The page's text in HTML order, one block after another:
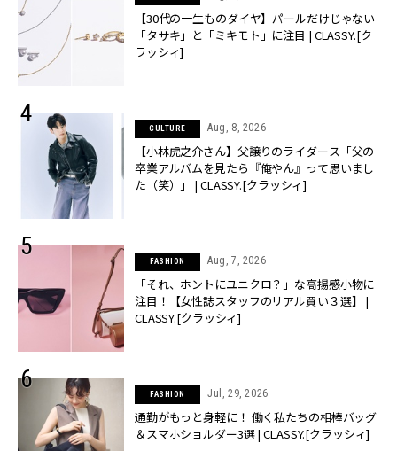
【30代の一生ものダイヤ】パールだけじゃない
「タサキ」と「ミキモト」に注目 | CLASSY.[ク
ラッシィ]
CULTURE Aug, 8, 2026
【小林虎之介さん】父譲りのライダース「父の
卒業アルバムを見たら『俺やん』って思いまし
た（笑）」 | CLASSY.[クラッシィ]
FASHION Aug, 7, 2026
「それ、ホントにユニクロ？」な高揚感小物に
注目！【女性誌スタッフのリアル買い３選】 |
CLASSY.[クラッシィ]
FASHION Jul, 29, 2026
通勤がもっと身軽に！ 働く私たちの相棒バッグ
＆スマホショルダー3選 | CLASSY.[クラッシィ]